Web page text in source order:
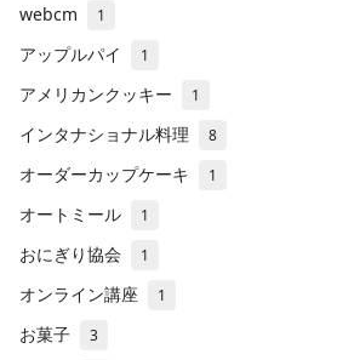
webcm 1
アップルパイ 1
アメリカンクッキー 1
インタナショナル料理 8
オーダーカップケーキ 1
オートミール 1
おにぎり協会 1
オンライン講座 1
お菓子 3